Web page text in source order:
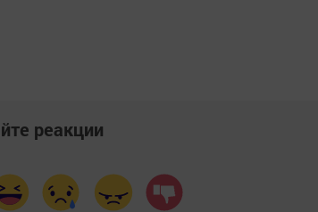
реакции